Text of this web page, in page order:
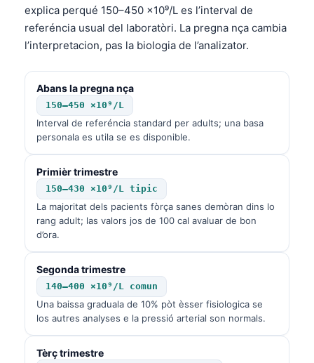
explica perqué 150–450 ×10⁹/L es l’interval de
referéncia usual del laboratòri. La pregna nça cambia
l’interpretacion, pas la biologia de l’analizator.
Abans la pregna nça
150–450 ×10⁹/L
Interval de referéncia standard per adults; una basa
personala es utila se es disponible.
Primièr trimestre
150–430 ×10⁹/L tipic
La majoritat dels pacients fòrça sanes demòran dins lo
rang adult; las valors jos de 100 cal avaluar de bon
d’ora.
Segonda trimestre
140–400 ×10⁹/L comun
Una baissa graduala de 10% pòt èsser fisiologica se
los autres analyses e la pressió arterial son normals.
Tèrç trimestre